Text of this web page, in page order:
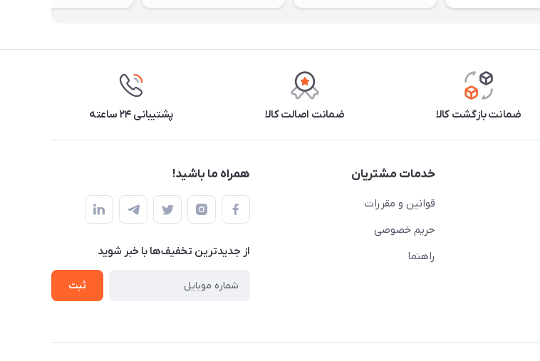
ضمانت بازگشت کالا ضمانت اصالت کالا پشتیبانی ۲۴ ساعته
خدمات مشتریان
قوانین و مقررات
حریم خصوصی
راهنما
همراه ما باشید!
از جدید‌ترین تخفیف‌ها با‌ خبر شوید
ثبت